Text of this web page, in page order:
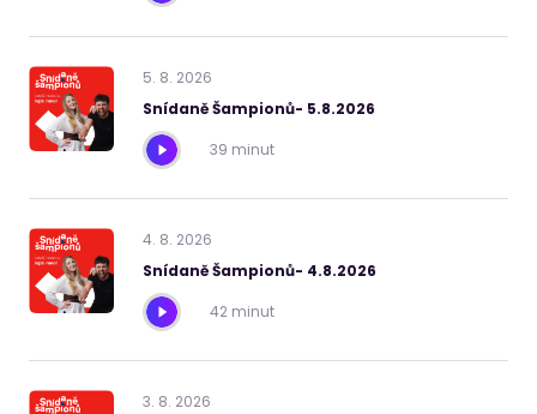
5. 8. 2026
Snídaně Šampionů- 5.8.2026
39 minut
4. 8. 2026
Snídaně Šampionů- 4.8.2026
42 minut
3. 8. 2026